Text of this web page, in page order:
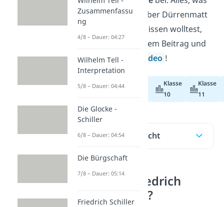
du schon immer über Dürrenmatt
und seine Arbeit wissen wolltest,
erfährst du in diesem Beitrag und
dem passenden
Video !
Abiturvorbereitung
Klasse
10
Klasse
11
Inhaltsübersicht
Wer war Friedrich
Dürrenmatt?
Zusammenfassu
ng
4/8 – Dauer: 04:27
Wilhelm Tell -
Interpretation
5/8 – Dauer: 04:44
Die Glocke -
Schiller
6/8 – Dauer: 04:54
Die Bürgschaft
7/8 – Dauer: 05:14
Friedrich Schiller